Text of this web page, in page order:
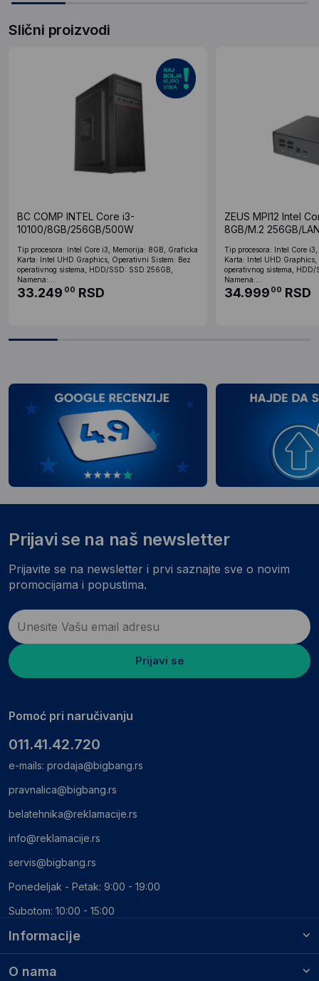
Slični proizvodi
BC COMP INTEL Core i3-
10100/8GB/256GB/500W
Tip procesora: Intel Core i3, Memorija: 8GB, Graficka
Karta: Intel UHD Graphics, Operativni Sistem: Bez
operativnog sistema, HDD/SSD: SSD 256GB,
Namena:...
33.249 00 RSD
ZEUS MPI12 Intel
8GB/M.2 256GB/
Tip procesora: Intel Core
Karta: Intel UHD
operativnog sistema, HDD/
Namena:...
34.999 00 RSD
Informacije
O nama
Prijavi se na naš newsletter
Prijavite se na newsletter i prvi saznajte sve o novim
promocijama i popustima.
Prijavi se
Pomoć pri naručivanju
011.41.42.720
e-mails: prodaja@bigbang.rs
pravnalica@bigbang.rs
belatehnika@reklamacije.rs
info@reklamacije.rs
servis@bigbang.rs
Ponedeljak - Petak: 9:00 - 19:00
Subotom: 10:00 - 15:00